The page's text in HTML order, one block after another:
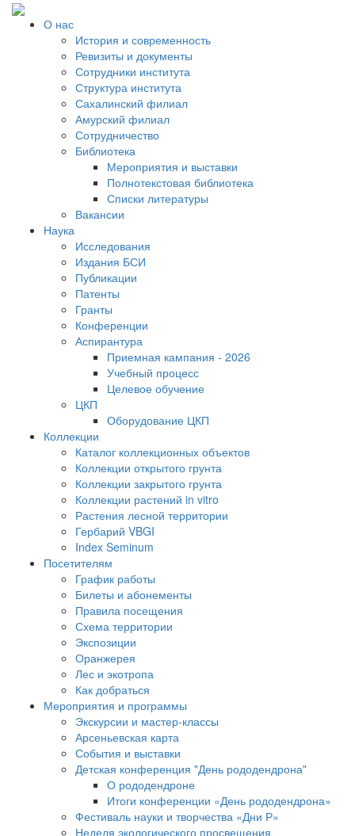
О нас
История и современность
Ревизиты и документы
Сотрудники института
Структура института
Сахалинский филиал
Амурский филиал
Сотрудничество
Библиотека
Мероприятия и выставки
Полнотекстовая библиотека
Списки литературы
Вакансии
Наука
Исследования
Издания БСИ
Публикации
Патенты
Гранты
Конференции
Аспирантура
Приемная кампания - 2026
Учебный процесс
Целевое обучение
ЦКП
Оборудование ЦКП
Коллекции
Каталог коллекционных объектов
Коллекции открытого грунта
Коллекции закрытого грунта
Коллекции растений in vitro
Растения лесной территории
Гербарий VBGI
Index Seminum
Посетителям
График работы
Билеты и абонементы
Правила посещения
Схема территории
Экспозиции
Оранжерея
Лес и экотропа
Как добраться
Мероприятия и программы
Экскурсии и мастер-классы
Арсеньевская карта
События и выставки
Детская конференция "День рододендрона"
О рододендроне
Итоги конференции «День рододендрона»
Фестиваль науки и творчества «Дни Р»
Неделя экологического просвещения